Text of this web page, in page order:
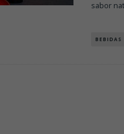
sabor
BEBIDAS